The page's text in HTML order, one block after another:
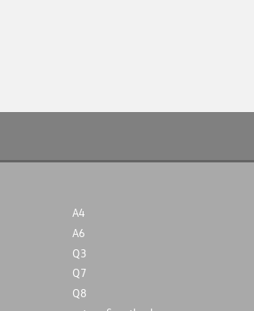
A4
A6
Q3
Q7
Q8